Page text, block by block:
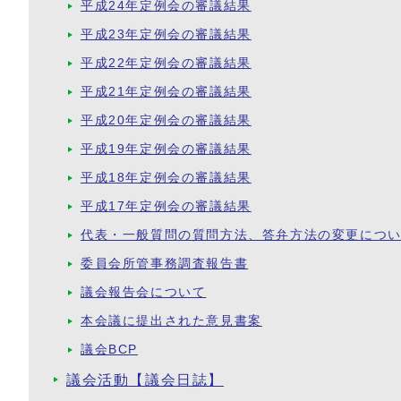
平成24年定例会の審議結果
平成23年定例会の審議結果
平成22年定例会の審議結果
平成21年定例会の審議結果
平成20年定例会の審議結果
平成19年定例会の審議結果
平成18年定例会の審議結果
平成17年定例会の審議結果
代表・一般質問の質問方法、答弁方法の変更につ
委員会所管事務調査報告書
議会報告会について
本会議に提出された意見書案
議会BCP
議会活動【議会日誌】